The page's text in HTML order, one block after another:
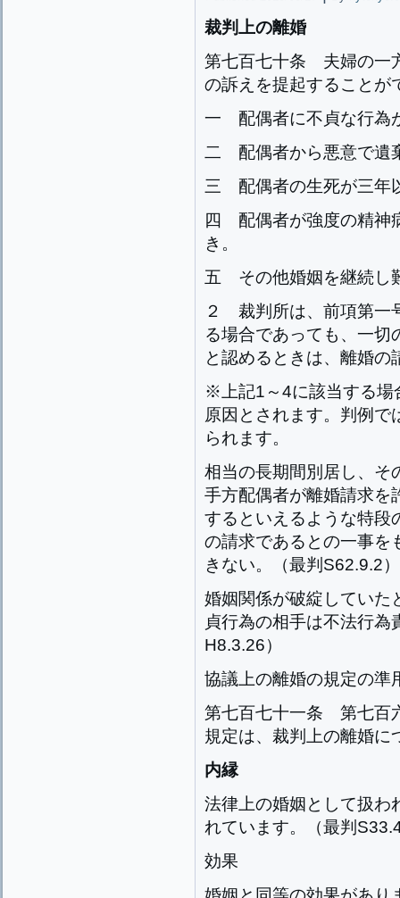
裁判上の離婚
第七百七十条 夫婦の一
の訴えを提起することが
一 配偶者に不貞な行為
二 配偶者から悪意で遺
三 配偶者の生死が三年
四 配偶者が強度の精神
き。
五 その他婚姻を継続し
２ 裁判所は、前項第一
る場合であっても、一切
と認めるときは、離婚
※上記1～4に該当する場
原因とされます。判例で
られます。
相当の長期間別居し、そ
手方配偶者が離婚請求を
するといえるような特段
の請求であるとの一事を
きない。（最判S62.9.2）
婚姻関係が破綻していた
貞行為の相手は不法行
H8.3.26）
協議上の離婚の規定の準
第七百七十一条 第七百
規定は、裁判上の離婚に
内縁
法律上の婚姻として扱わ
れています。（最判
効果